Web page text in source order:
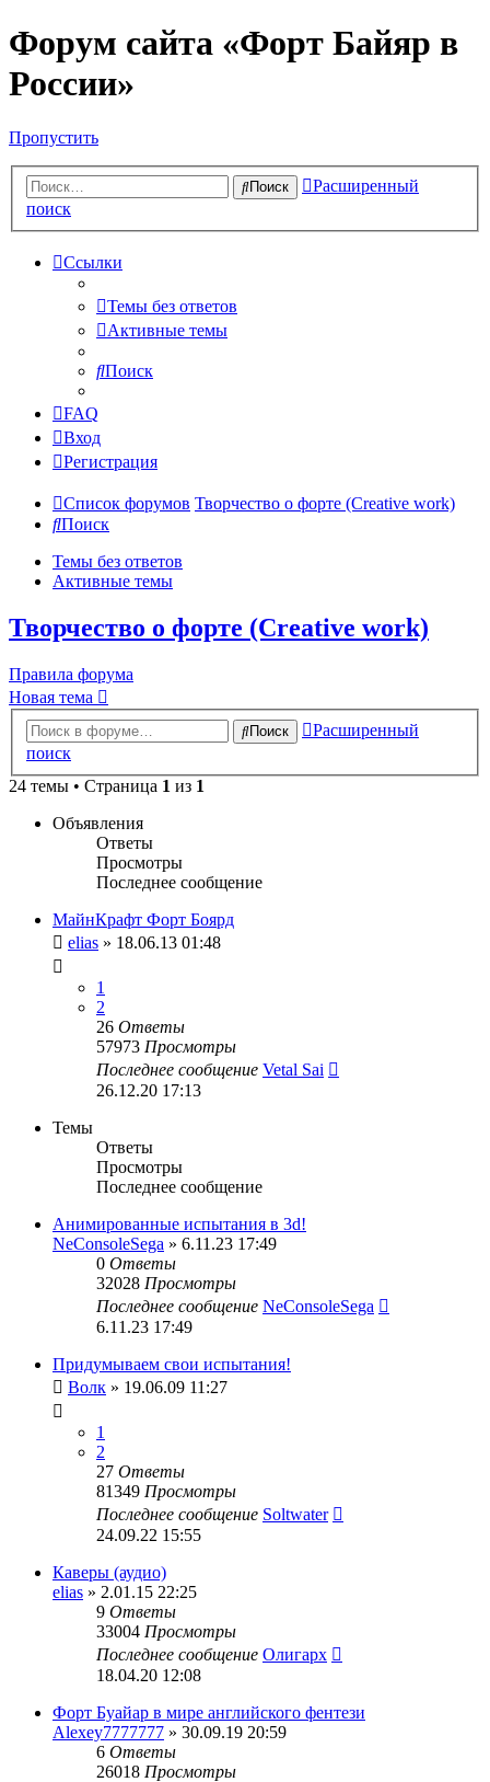
Форум сайта «Форт Байяр в
России»
Пропустить
Поиск
Расширенный
поиск
Ссылки
Темы без ответов
Активные темы
Поиск
FAQ
Вход
Регистрация
Список форумов Творчество о форте (Creative work)
Поиск
Темы без ответов
Активные темы
Творчество о форте (Creative work)
Правила форума
Новая тема
Поиск
Расширенный
поиск
24 темы • Страница 1 из 1
Объявления
Ответы
Просмотры
Последнее сообщение
МайнКрафт Форт Боярд
elias » 18.06.13 01:48
1
2
26 Ответы
57973 Просмотры
Последнее сообщение Vetal Sai
26.12.20 17:13
Темы
Ответы
Просмотры
Последнее сообщение
Анимированные испытания в 3d!
NeConsoleSega » 6.11.23 17:49
0 Ответы
32028 Просмотры
Последнее сообщение NeConsoleSega
6.11.23 17:49
Придумываем свои испытания!
Волк » 19.06.09 11:27
1
2
27 Ответы
81349 Просмотры
Последнее сообщение Soltwater
24.09.22 15:55
Каверы (аудио)
elias » 2.01.15 22:25
9 Ответы
33004 Просмотры
Последнее сообщение Олигарх
18.04.20 12:08
Форт Буайар в мире английского фентези
Alexey7777777 » 30.09.19 20:59
6 Ответы
26018 Просмотры